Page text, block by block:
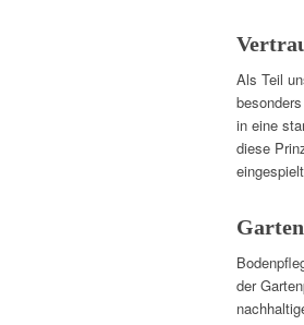
Als Teil
in eine
diese
der